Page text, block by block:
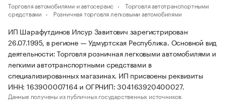
Торговля автомобилями и автосервис
Торговля автотранспортными
средствами
Розничная торговля легковыми автомобилями
ИП Шарафутдинов Илсур Завитович зарегистрирован
26.07.1995, в регионе — Удмуртская Республика. Основной вид
деятельности: Торговля розничная легковыми автомобилями и
легкими автотранспортными средствами в
специализированных магазинах. ИП присвоены реквизиты
ИНН: 163900007164 и ОГРНИП: 304163920400027.
Данные получены из публичных государственных источников.